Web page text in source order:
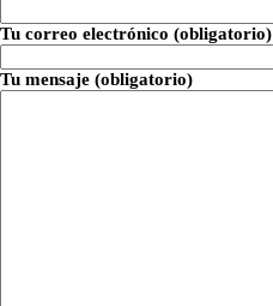
Tu correo electrónico (obligatorio)
Tu mensaje (obligatorio)